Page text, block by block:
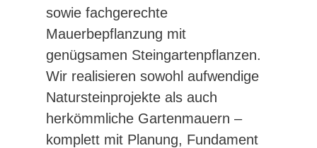
sowie fachgerechte
Mauerbepflanzung mit
genügsamen Steingartenpflanzen.
Wir realisieren sowohl aufwendige
Natursteinprojekte als auch
herkömmliche Gartenmauern –
komplett mit Planung, Fundament